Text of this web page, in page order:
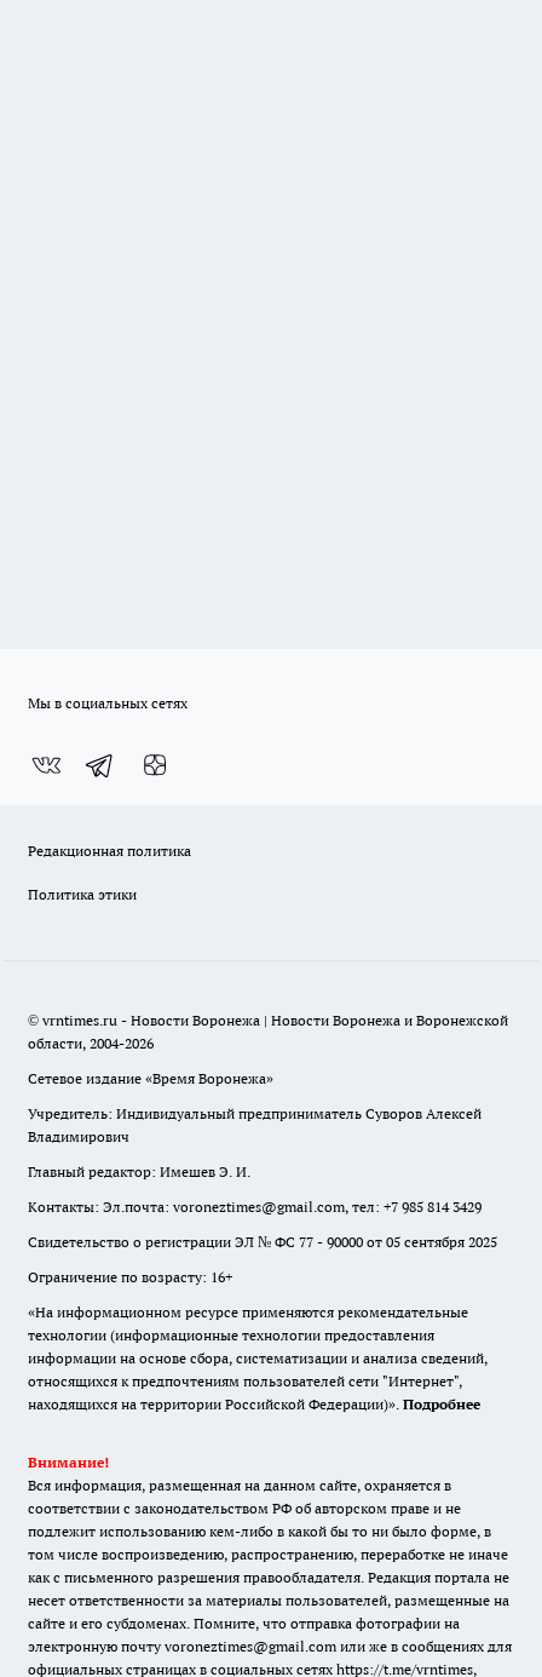
Мы в социальных сетях
Редакционная политика
Политика этики
© vrntimes.ru - Новости Воронежа | Новости Воронежа и Воронежской
области, 2004-2026
Сетевое издание «Время Воронежа»
Учредитель: Индивидуальный предприниматель Суворов Алексей
Владимирович
Главный редактор: Имешев Э. И.
Контакты: Эл.почта: voroneztimes@gmail.com, тел: +7 985 814 3429
Свидетельство о регистрации ЭЛ № ФС 77 - 90000 от 05 сентября 2025
Ограничение по возрасту: 16+
«На информационном ресурсе применяются рекомендательные
технологии (информационные технологии предоставления
информации на основе сбора, систематизации и анализа сведений,
относящихся к предпочтениям пользователей сети "Интернет",
находящихся на территории Российской Федерации)». Подробнее
Внимание!
Вся информация, размещенная на данном сайте, охраняется в
соответствии с законодательством РФ об авторском праве и не
подлежит использованию кем-либо в какой бы то ни было форме, в
том числе воспроизведению, распространению, переработке не иначе
как с письменного разрешения правообладателя. Редакция портала не
несет ответственности за материалы пользователей, размещенные на
сайте и его субдоменах. Помните, что отправка фотографии на
электронную почту voroneztimes@gmail.com или же в сообщениях для
официальных страницах в социальных сетях https://t.me/vrntimes,